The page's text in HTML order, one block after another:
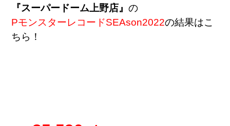
『スーパードーム上野店』の
PモンスターレコードSEAson2022の結果はこ
ちら！